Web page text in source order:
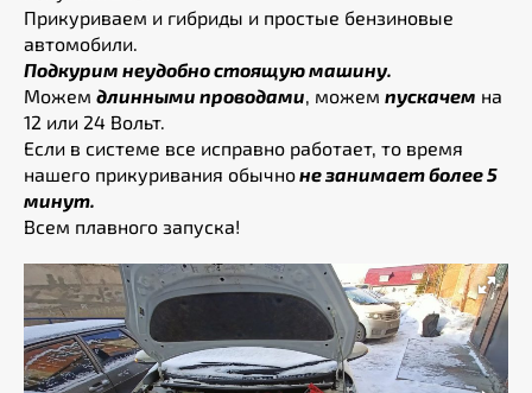
Прикуриваем и гибриды и простые бензиновые
автомобили.
Подкурим неудобно стоящую машину.
Можем длинными проводами, можем пускачем на
12 или 24 Вольт.
Если в системе все исправно работает, то время
нашего прикуривания обычноне занимает более 5
минут.
Всем плавного запуска!